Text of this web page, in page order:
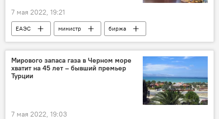
7 мая 2022, 19:21
ЕАЭС министр
биржа
импорт
Армения ЕЭК
Мирового запаса газа в Черном море
хватит на 45 лет – бывший премьер
Турции
7 мая 2022, 19:03